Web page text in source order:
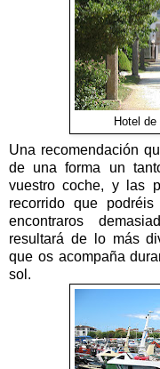
Hotel
Una recomendación
de una forma un
vuestro coche, y las
recorrido que
encontraros
resultará de lo más
que os acompaña
sol.